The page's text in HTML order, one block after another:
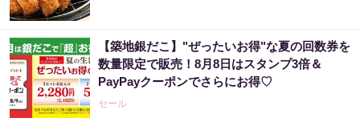
【築地銀だこ】"ぜったいお得"な夏の回数券を
数量限定で販売！8月8日はスタンプ3倍＆
PayPayクーポンでさらにお得♡
セール